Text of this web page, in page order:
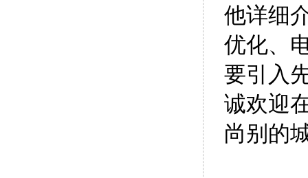
他详细
优化、
要引入
诚欢迎
尚别的